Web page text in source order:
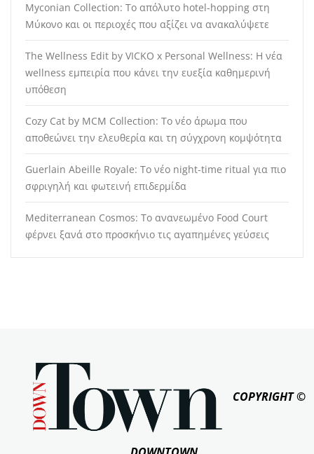
Myconian Collection: Το απόλυτο hotel-hopping στη
Μύκονο και οι περιοχές που αξίζει να ανακαλύψετε
The Wellness Edit by VICKO x Personal Wellness: Η νέα
wellness εμπειρία που κάνει την ευεξία καθημερινή
υπόθεση
Cozy Cat by MCM Collection: Το νέο άρωμα που
αποθεώνει την ελευθερία και τη σύγχρονη κομψότητα
Guerlain Abeille Royale: Το νέο night-time ritual για πιο
σφριγηλή και φωτεινή επιδερμίδα
Mediterranean Cosmos: Το ανανεωμένο Food Court
φέρνει ξανά στο προσκήνιο τις αγαπημένες γεύσεις
COPYRIGHT ©